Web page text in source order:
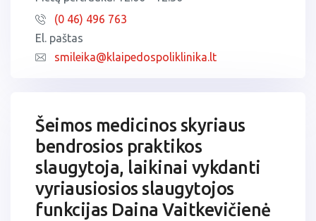
(0 46) 496 763
El. paštas
smileika@klaipedospoliklinika.lt
Šeimos medicinos skyriaus
bendrosios praktikos
slaugytoja, laikinai vykdanti
vyriausiosios slaugytojos
funkcijas Daina Vaitkevičienė